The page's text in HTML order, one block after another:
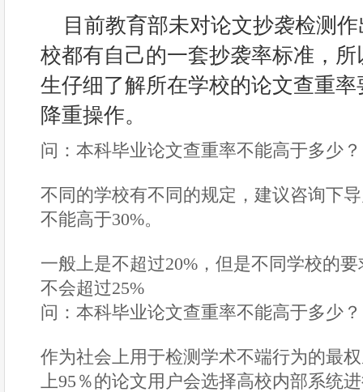
目前教育部未对论文抄袭检测
校都有自己的一套抄袭率标准，
生仔细了解所在学校的论文查重
降重操作。
问：本科毕业论文查重率不能高于多少？
不同的学校有不同的规定，建议咨询下
不能高于30%。
一般上是不超过20%，但是不同学校的
不会超过25%
问：本科毕业论文查重率不能高于多少？
作为社会上用于检测学术不端行为的最
上95％的论文用户会选择高校内部系统